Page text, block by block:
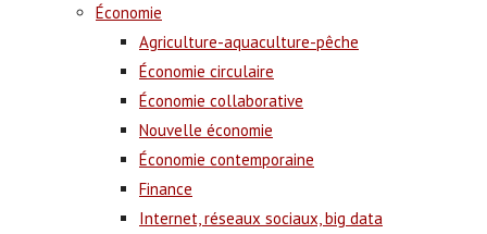
Économie
Agriculture-aquaculture-pêche
Économie circulaire
Économie collaborative
Nouvelle économie
Économie contemporaine
Finance
Internet, réseaux sociaux, big data